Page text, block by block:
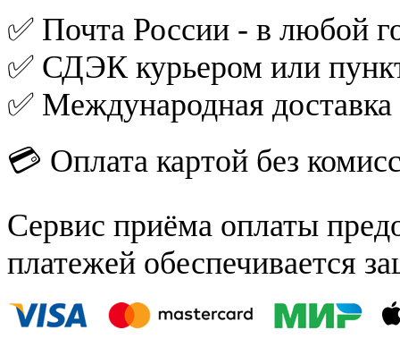
✅ Почта России - в любой
✅ СДЭК курьером или
✅ Международная
💳 Оплата картой без
Сервис приёма оплаты
платежей обеспечивается